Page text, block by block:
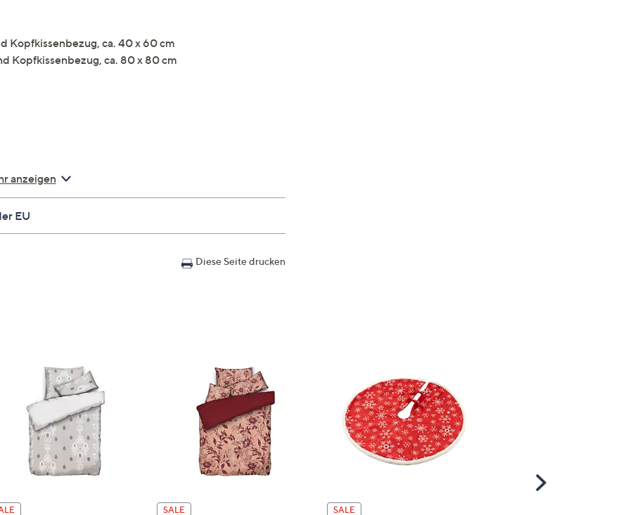
Kopfkissenbezug, ca. 40 x 60 cm
Kopfkissenbezug, ca. 80 x 80 cm
anzeigen
EU
Diese Seite drucken
SALE SALE
Scroll